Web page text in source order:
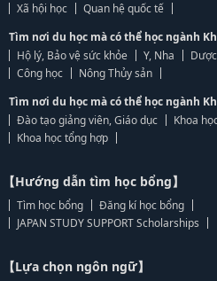
Xã hội học
Quan hệ quốc tế
Tìm nơi du học mà có thể học ngành
Hộ lý, Bảo vệ sức khỏe
Y, Nha Dược
Công học
Nông Thủy sản
Tìm nơi du học mà có thể học ngành
Đào tạo giảng viên, Giáo dục
Khoa
Khoa học tổng hợp
【Hướng dẫn tìm học bổng】
Tìm học bổng
Đăng kí học bổng
JAPAN STUDY SUPPORT Scholarships
【Lựa chọn ngôn ngữ】